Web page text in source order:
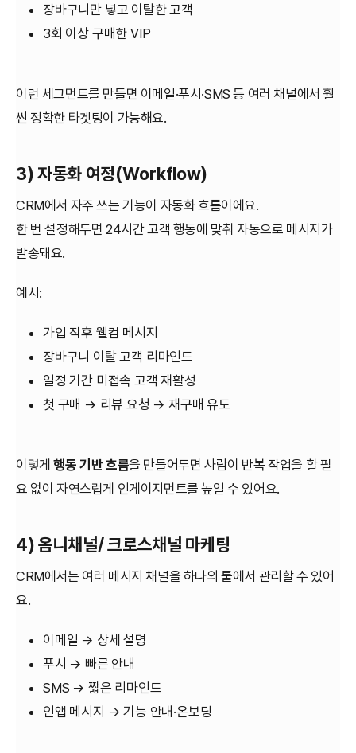
장바구니만 넣고 이탈한 고객
3회 이상 구매한 VIP
이런 세그먼트를 만들면 이메일·푸시·SMS 등 여러 채널에서 훨
씬 정확한 타겟팅이 가능해요.
3) 자동화 여정(Workflow)
CRM에서 자주 쓰는 기능이 자동화 흐름이에요.
한 번 설정해두면 24시간 고객 행동에 맞춰 자동으로 메시지가
발송돼요.
예시:
가입 직후 웰컴 메시지
장바구니 이탈 고객 리마인드
일정 기간 미접속 고객 재활성
첫 구매 → 리뷰 요청 → 재구매 유도
이렇게행동 기반 흐름을 만들어두면 사람이 반복 작업을 할 필
요 없이 자연스럽게 인게이지먼트를 높일 수 있어요.
4) 옴니채널/ 크로스채널 마케팅
CRM에서는 여러 메시지 채널을 하나의 툴에서 관리할 수 있어
요.
이메일 → 상세 설명
푸시 → 빠른 안내
SMS → 짧은 리마인드
인앱 메시지 → 기능 안내·온보딩